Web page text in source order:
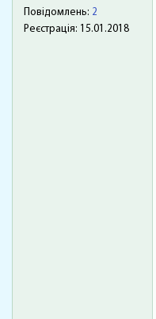
Повідомлень: 2
Реєстрація: 15.01.2018